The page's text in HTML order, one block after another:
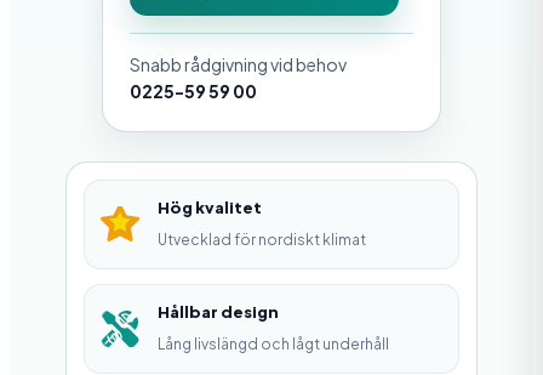
k
r
m
a
m
ä
n
Snabb rådgivning vid behov
0225-59 59 00
Hög kvalitet
Utvecklad för nordiskt klimat
Hållbar design
Lång livslängd och lågt underhåll